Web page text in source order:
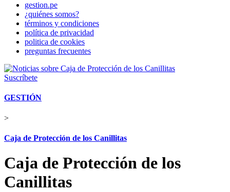
gestion.pe
¿quiénes somos?
términos y condiciones
política de privacidad
politica de cookies
preguntas frecuentes
Suscríbete
GESTIÓN
>
Caja de Protección de los Canillitas
Caja de Protección de los
Canillitas